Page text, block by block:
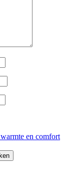
en comfort